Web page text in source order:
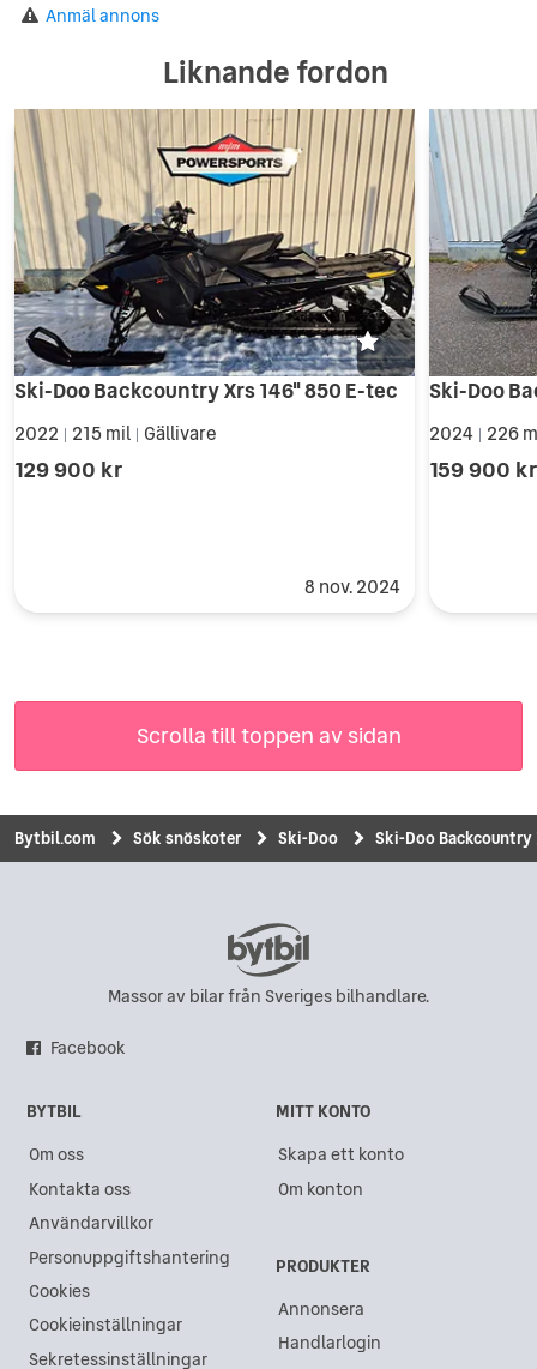
Anmäl annons
Liknande fordon
Ski-Doo Backcountry Xrs 146" 850 E-tec
2022 215 mil Gällivare
129 900 kr
8 nov. 2024
Ski-Doo
2024 226
159 900 kr
Scrolla till toppen av sidan
Bytbil.com Sök snöskoter Ski-Doo Ski-Doo Backcountry
Massor av bilar från Sveriges bilhandlare.
Facebook
BYTBIL
Om oss
Kontakta oss
Användarvillkor
Personuppgiftshantering
Cookies
Cookieinställningar
Sekretessinställningar
MITT KONTO
Skapa ett konto
Om konton
PRODUKTER
Annonsera
Handlarlogin